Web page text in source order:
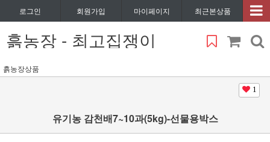
로그인 회원가입 마이페이지 최근본상품
흙농장 - 최고집쟁이
흙농장상품
1
유기농 감천배7~10과(5kg)-선물용박스